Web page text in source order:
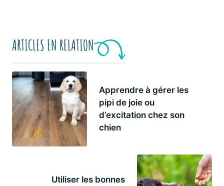
ARTICLES EN RELATION
Apprendre à gérer les
pipi de joie ou
d’excitation chez son
chien
Utiliser les bonnes